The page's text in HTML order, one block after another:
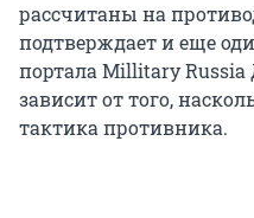
рассчитаны на
подтверждает и еще
портала Millitary
зависит от того,
тактика противника.